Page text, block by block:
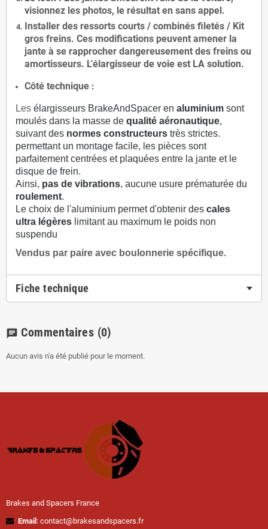
visionnez les photos, le résultat en sans appel.
Installer des ressorts courts / combinés filetés / Kit
gros freins. Ces modifications peuvent amener la
jante à se rapprocher dangereusement des freins ou
amortisseurs. L'élargisseur de voie est LA solution.
Côté technique :
Les élargisseurs BrakeAndSpacer en aluminium sont
moulés dans la masse de qualité aéronautique,
suivant des normes constructeurs très strictes.
permettant un montage facile, les pièces sont
parfaitement centrées et plaquées entre la jante et le
disque de frein.
Ainsi, pas de vibrations, aucune usure prématurée du
roulement.
Le choix de l'aluminium permet d'obtenir des cales
ultra légères limitant au maximum le poids non
suspendu
Vendus par paire avec boulonnerie spécifique.
Fiche technique
chat Commentaires (0)
Aucun avis n'a été publié pour le moment.
Brakes and Spacers France
Email : contact@brakesandspacers.fr